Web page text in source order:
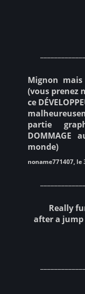
Mignon
(vous prenez
ce
partie
monde)
noname771407, le
Really
after a jump